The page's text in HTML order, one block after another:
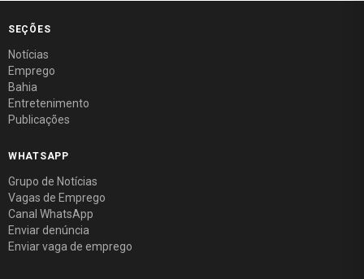
SEÇÕES
Notícias
Emprego
Bahia
Entretenimento
Publicações
WHATSAPP
Grupo de Notícias
Vagas de Emprego
Canal WhatsApp
Enviar denúncia
Enviar vaga de emprego